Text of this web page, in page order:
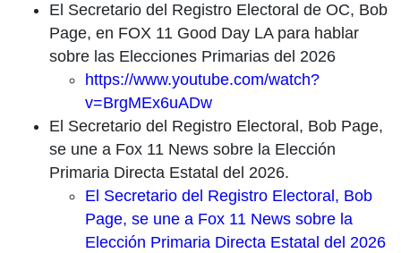
El Secretario del Registro Electoral de OC, Bob
Page, en FOX 11 Good Day LA para hablar
sobre las Elecciones Primarias del 2026
https://www.youtube.com/watch?
v=BrgMEx6uADw
El Secretario del Registro Electoral, Bob Page,
se une a Fox 11 News sobre la Elección
Primaria Directa Estatal del 2026.
El Secretario del Registro Electoral, Bob
Page, se une a Fox 11 News sobre la
Elección Primaria Directa Estatal del 2026